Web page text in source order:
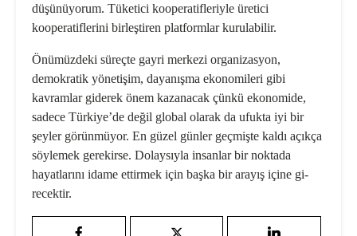
düşü­nüyorum. Tüketici kooperatifleriyle üretici
kooperatiflerini birleştiren plat­formlar kurulabilir.
Önümüzdeki süreçte gayri merkezi organizasyon,
demokratik yönetişim, dayanışma ekonomileri gibi
kavramlar giderek önem kazanacak çünkü ekono­mide,
sadece Türkiye’de değil global olarak da ufukta iyi bir
şeyler görün­müyor. En güzel günler geçmişte kaldı açıkça
söylemek gerekirse. Dolaysıyla insanlar bir noktada
hayatlarını idame ettirmek için başka bir arayış içine gi­
recektir.